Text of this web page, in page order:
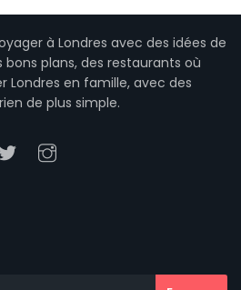
à Londres avec des idées de
plans, des restaurants où
Londres en famille, avec des
de plus simple.